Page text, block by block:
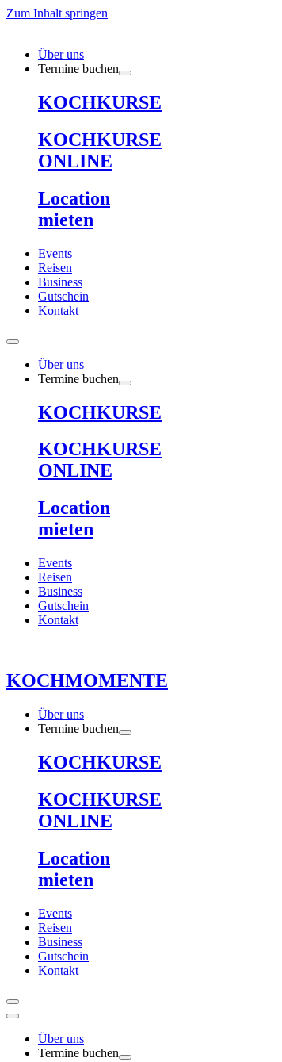
Zum Inhalt springen
Über uns
Termine buchen
KOCHKURSE
KOCHKURSE
ONLINE
Location
mieten
Events
Reisen
Business
Gutschein
Kontakt
Über uns
Termine buchen
KOCHKURSE
KOCHKURSE
ONLINE
Location
mieten
Events
Reisen
Business
Gutschein
Kontakt
KOCHMOMENTE
Über uns
Termine buchen
KOCHKURSE
KOCHKURSE
ONLINE
Location
mieten
Events
Reisen
Business
Gutschein
Kontakt
Über uns
Termine buchen